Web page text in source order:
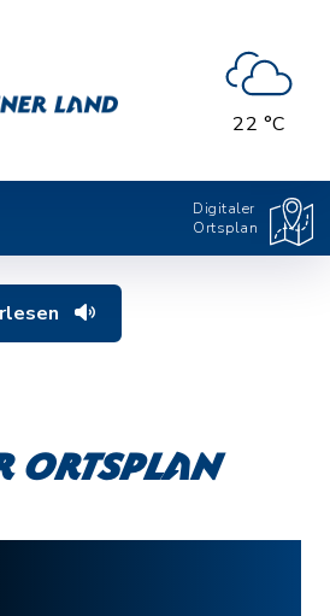
22 °C
Digitaler
Ortsplan
Ortsplan